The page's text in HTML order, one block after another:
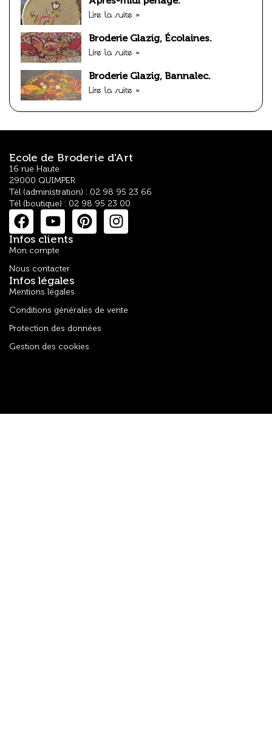
Lire la suite »
Broderie Glazig, Écolaines.
Lire la suite »
Broderie Glazig, Bannalec.
Lire la suite »
Ecole de Broderie d'Art
16 rue Haute
29000 QUIMPER
Tél (administration) : 02 98 95 23 66
Tél (boutique) : 02 98 95 23 00
Infos clients
Mon compte
Nous contacter
Infos légales
Mentions légales
Conditions générales de vente
Protection des données
Gestion des cookies